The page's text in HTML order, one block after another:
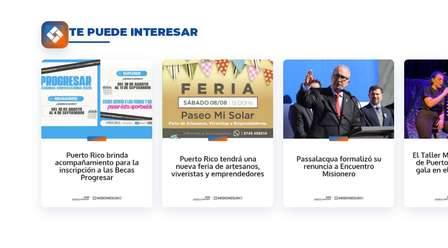
TE PUEDE INTERESAR